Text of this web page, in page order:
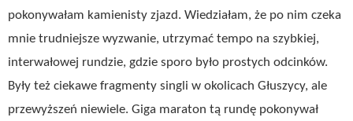
pokonywałam kamienisty zjazd. Wiedziałam, że po nim czeka
mnie trudniejsze wyzwanie, utrzymać tempo na szybkiej,
interwałowej rundzie, gdzie sporo było prostych odcinków.
Były też ciekawe fragmenty singli w okolicach Głuszycy, ale
przewyższeń niewiele. Giga maraton tą rundę pokonywał